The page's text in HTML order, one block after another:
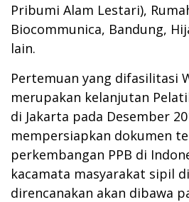
Pribumi Alam Lestari),
Biocommunica, Bandung,
lain.
Pertemuan yang difasilitasi
merupakan kelanjutan
di Jakarta pada Desember
mempersiapkan dokumen
perkembangan PPB di
kacamata masyarakat sipil
direncanakan akan dibawa